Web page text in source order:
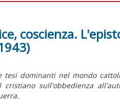
coscienza.
tesi dominanti nel mondo
cristiano sull'obbedienza